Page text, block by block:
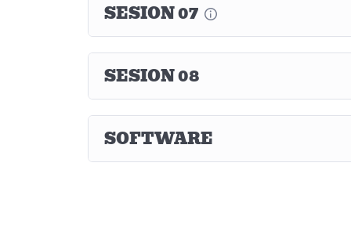
SESION 07
SESION 08
SOFTWARE